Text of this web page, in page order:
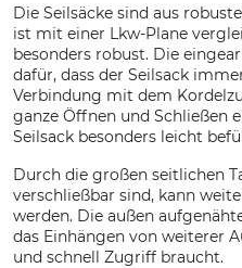
Die Seilsäcke sind aus
ist mit einer Lkw-Plane
besonders robust. Die
dafür, dass der Seilsack
Verbindung mit dem
ganze Öffnen und Schließen
Seilsack besonders leicht
Durch die großen seitlichen
verschließbar sind, kann
werden. Die außen
das Einhängen von weiterer
und schnell Zugriff braucht.